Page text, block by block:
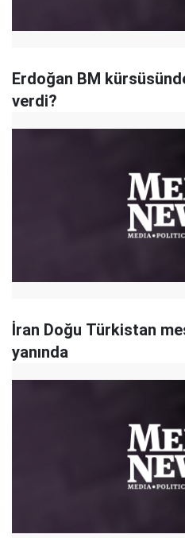
Erdoğan BM
verdi?
İran Doğu Türkistan
yanında